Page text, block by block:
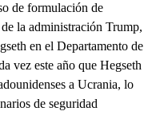
de formulación de
la administración Trump,
en el Departamento de
vez este año que Hegseth
a Ucrania, lo
de seguridad